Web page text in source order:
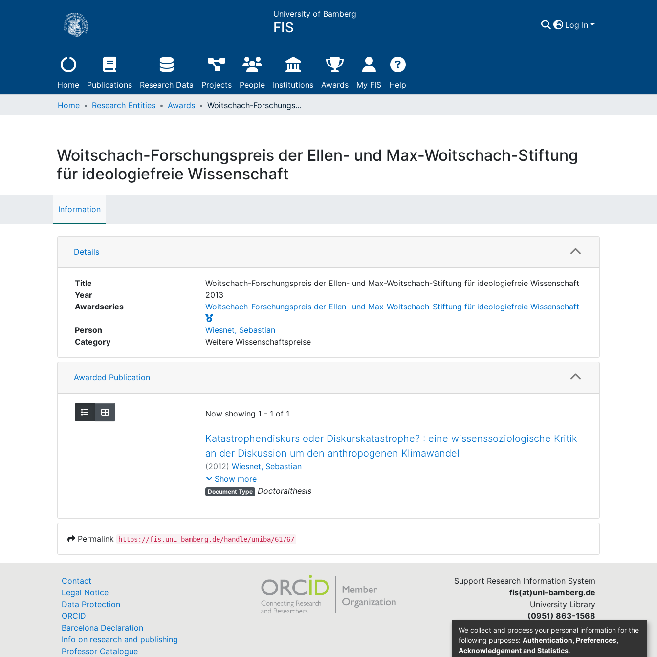
University of Bamberg
FIS Log In
Home Publications Research Data Projects People Institutions Awards My FIS Help
Home Research Entities Awards Woitschach-Forschungspreis der Ellen- und Max-Woitschach-Stiftung für ideologiefreie Wissenschaft
Woitschach-Forschungspreis der Ellen- und Max-Woitschach-Stiftung
für ideologiefreie Wissenschaft
Information
Details
Title
Woitschach-Forschungspreis der Ellen- und Max-Woitschach-Stiftung für ideologiefreie Wissenschaft
Year
2013
Awardseries
Woitschach-Forschungspreis der Ellen- und Max-Woitschach-Stiftung für ideologiefreie Wissenschaft
Person
Wiesnet, Sebastian
Category
Weitere Wissenschaftspreise
Awarded Publication
Show as list
Show as grid Now showing 1 - 1 of 1
Katastrophendiskurs oder Diskurskatastrophe? : eine wissenssoziologische Kritik
an der Diskussion um den anthropogenen Klimawandel
(2012) Wiesnet, Sebastian
Schulze, Gerhard
Show more
Document Type Doctoralthesis
Permalink https://fis.uni-bamberg.de/handle/uniba/61767
Contact
Legal Notice
Data Protection
ORCID
Barcelona Declaration
Info on research and publishing
Professor Catalogue
Support Research Information System
fis(at)uni-bamberg.de
University Library
(0951) 863-1568
We collect and process your personal information for the
following purposes: Authentication, Preferences,
Acknowledgement and Statistics.